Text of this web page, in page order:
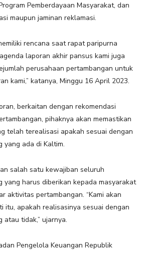
Pemberdayaan Masyarakat, dan
maupun jaminan reklamasi.
rencana saat rapat paripurna
laporan akhir pansus kami juga
perusahaan pertambangan untuk
kami,” katanya, Minggu 16 April 2023.
berkaitan dengan rekomendasi
pihaknya akan memastikan
telah terealisasi apakah sesuai dengan
yang ada di Kaltim.
salah satu kewajiban seluruh
yang harus diberikan kepada masyarakat
aktivitas pertambangan. “Kami akan
itu, apakah realisasinya sesuai dengan
atau tidak,” ujarnya.
Pengelola Keuangan Republik